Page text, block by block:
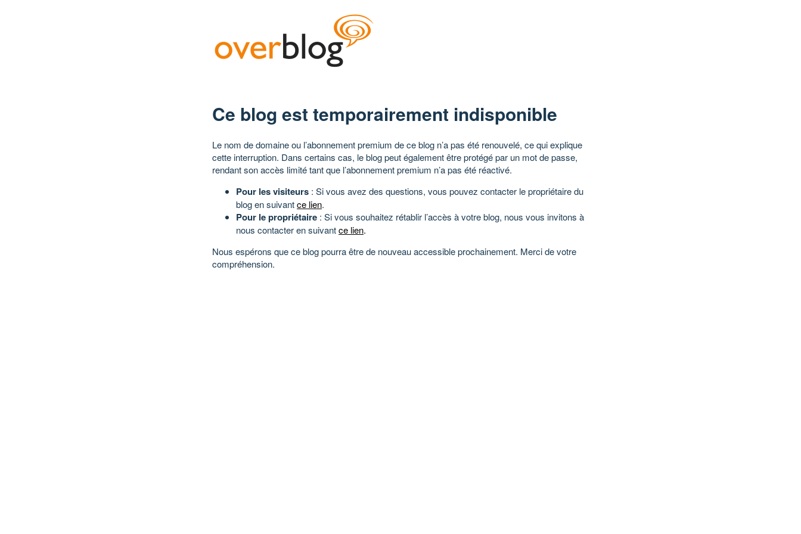
Ce blog est temporairement indisponible
Le nom de domaine ou l’abonnement premium de ce blog n’a pas été renouvelé, ce qui explique
cette interruption. Dans certains cas, le blog peut également être protégé par un mot de passe,
rendant son accès limité tant que l’abonnement premium n’a pas été réactivé.
Pour les visiteurs : Si vous avez des questions, vous pouvez contacter le propriétaire du
blog en suivantce lien.
Pour le propriétaire : Si vous souhaitez rétablir l’accès à votre blog, nous vous invitons à
nous contacter en suivantce lien.
Nous espérons que ce blog pourra être de nouveau accessible prochainement. Merci de votre
compréhension.